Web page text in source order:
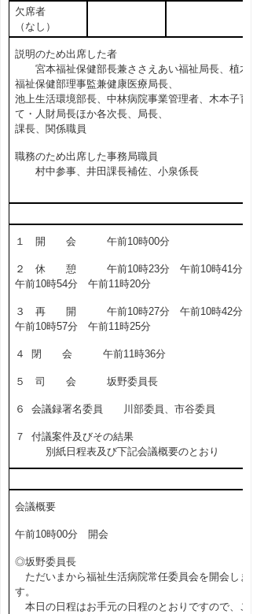
欠席者
（なし）
説明のため出席した者
宮本福祉保健部長兼ささえあい福祉局長、植木
福祉保健部理事監兼健康医療局長、
池上生活環境部長、中林病院事業管理者、木本子育
て・人財局長ほか各次長、局長、
課長、関係職員
職務のため出席した事務局職員
村中参事、井田課長補佐、小泉係長
１ 開 会 午前10時00分
２ 休 憩 午前10時23分 午前10時41分
午前10時54分 午前11時20分
３ 再 開 午前10時27分 午前10時42分
午前10時57分 午前11時25分
４ 閉 会 午前11時36分
５ 司 会 坂野委員長
６ 会議録署名委員 川部委員、市谷委員
７ 付議案件及びその結果
別紙日程表及び下記会議概要のとおり
会議概要
午前10時00分 開会
◎坂野委員長
ただいまから福祉生活病院常任委員会を開会しま
す。
本日の日程はお手元の日程のとおりですので、こ